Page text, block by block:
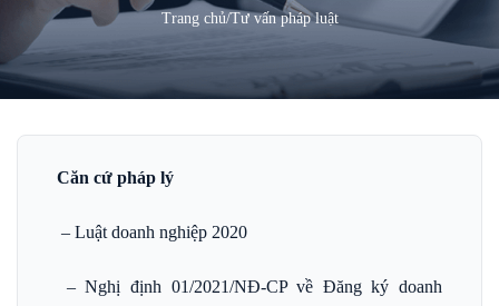
chủ
đề
tư
Trang chủ/Tư vấn pháp luật
Căn cứ pháp lý
– Luật doanh nghiệp 2020
– Nghị định 01/2021/NĐ-CP về Đăng ký doanh